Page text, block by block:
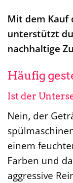
Mit dem Kauf
unterstützt
nachhaltige
Häufig
Ist der
Nein, der
einem
Farben und
aggressive